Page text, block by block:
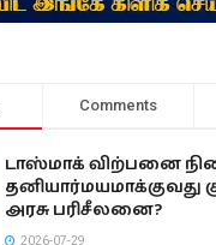
Comments
டாஸ்மாக் விற்பனை
தனியார்மயமாக்குவது
அரசு பரிசீலனை?
2026-07-29